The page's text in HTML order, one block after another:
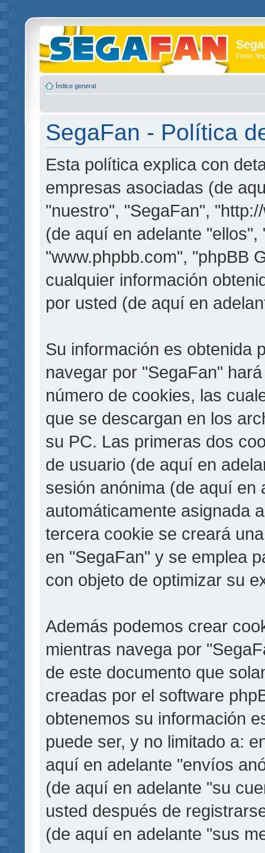
Foros
Índice general
SegaFan - Política
Esta política explica con
empresas asociadas (de
"nuestro", "SegaFan",
(de aquí en adelante
"www.phpbb.com", "phpBB
cualquier información
por usted (de aquí en
Su información es obtenida
navegar por "SegaFan"
número de cookies, las
que se descargan en los
su PC. Las primeras dos
de usuario (de aquí en
sesión anónima (de aquí en
automáticamente asignada
tercera cookie se creará
en "SegaFan" y se emplea
con objeto de optimizar su
Además podemos crear
mientras navega por
de este documento que
creadas por el software
obtenemos su información
puede ser, y no limitado a:
aquí en adelante "envíos
(de aquí en adelante "su
usted después de
(de aquí en adelante "sus